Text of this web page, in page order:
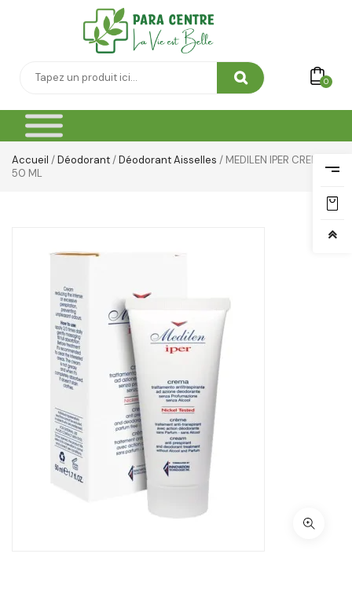
0
Accueil /Déodorant/Déodorant Aisselles / MEDILEN IPER CREME
50 ML
Yeux & Lévres